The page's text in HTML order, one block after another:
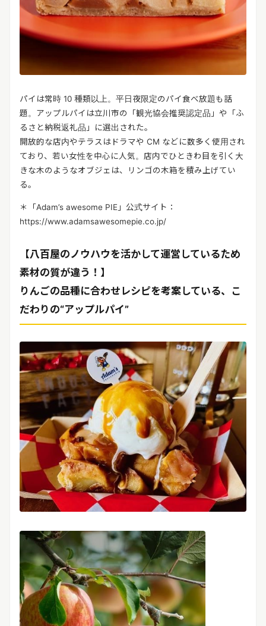
パイは常時 10 種類以上。平日夜限定のパイ食べ放題も話
題。アップルパイは立川市の「観光協会推奨認定品」や「ふ
るさと納税返礼品」に選出された。
開放的な店内やテラスはドラマや CM などに数多く使用され
ており、若い女性を中心に人気。店内でひときわ目を引く大
きな木のようなオブジェは、リンゴの木箱を積み上げてい
る。
＊「Adam’s awesome PIE」公式サイト：
https://www.adamsawesomepie.co.jp/
【八百屋のノウハウを活かして運営しているため
素材の質が違う！】
りんごの品種に合わせレシピを考案している、こ
だわりの“アップルパイ”